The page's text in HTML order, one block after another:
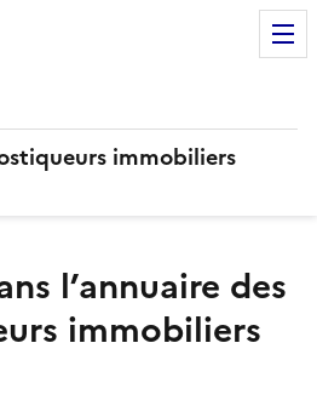
immobiliers
l’annuaire des
immobiliers